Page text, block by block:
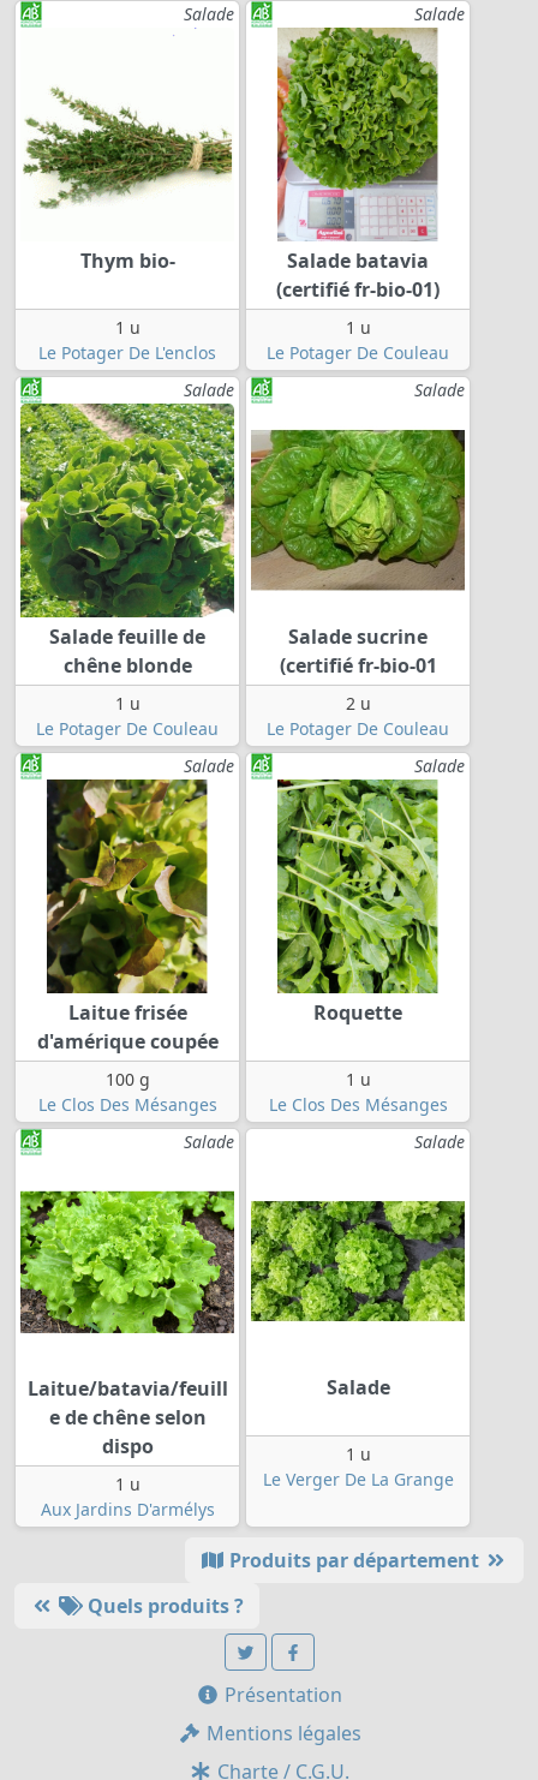
Salade
Thym bio-
1 u
Le Potager De L'enclos
Salade
Salade batavia
(certifié fr-bio-01)
1 u
Le Potager De Couleau
Salade
Salade feuille de
chêne blonde
1 u
Le Potager De Couleau
Salade
Salade sucrine
(certifié fr-bio-01
2 u
Le Potager De Couleau
Salade
Laitue frisée
d'amérique coupée
100 g
Le Clos Des Mésanges
Salade
Roquette
1 u
Le Clos Des Mésanges
Salade
Laitue/batavia/feuill
e de chêne selon
dispo
1 u
Aux Jardins D'armélys
Salade
Salade
1 u
Le Verger De La Grange
Produits par département
Quels produits ?
Présentation
Mentions légales
Charte / C.G.U.